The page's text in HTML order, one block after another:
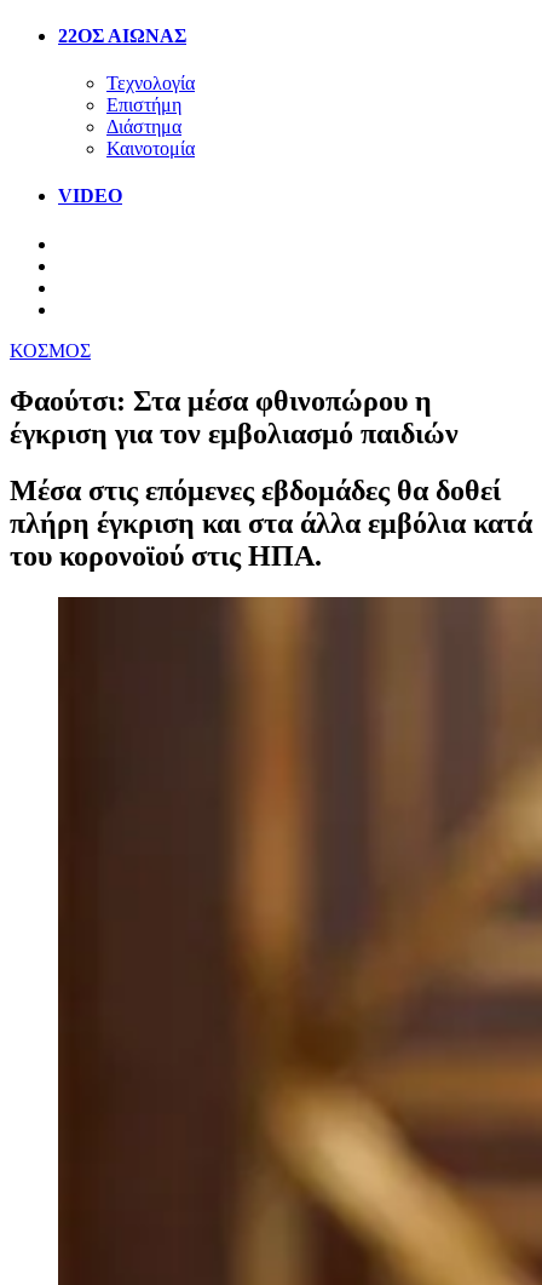
22ΟΣ ΑΙΩΝΑΣ
Τεχνολογία
Επιστήμη
Διάστημα
Καινοτομία
VIDEO
ΚΟΣΜΟΣ
Φαούτσι: Στα μέσα φθινoπώρου η
έγκριση για τον εμβολιασμό παιδιών
Μέσα στις επόμενες εβδομάδες θα δοθεί
πλήρη έγκριση και στα άλλα εμβόλια κατά
του κορονοϊού στις ΗΠΑ.